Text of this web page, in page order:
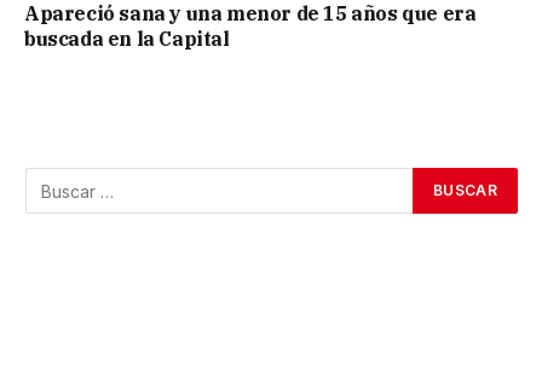
Apareció sana y una menor de 15 años que era
buscada en la Capital